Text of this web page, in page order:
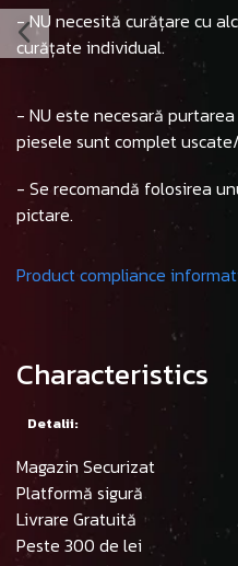
- NU necesită curățare cu
curățate individual.
- NU este necesară
piesele sunt complet
- Se recomandă folosirea
pictare.
Product compliance
Characteristics
Detalii:
Magazin Securizat
Platformă sigură
Livrare Gratuită
Peste 300 de lei